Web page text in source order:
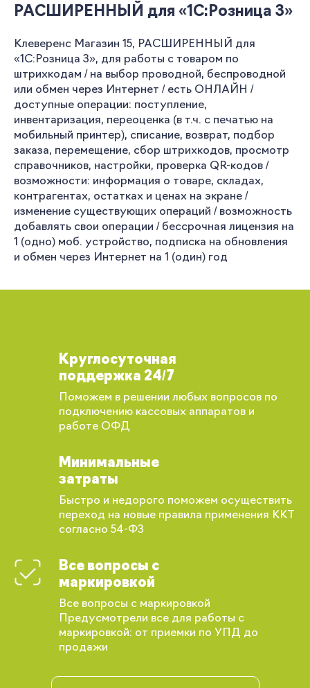
РАСШИРЕННЫЙ для «1С:Розница 3»
Клеверенс Магазин 15, РАСШИРЕННЫЙ для
«1С:Розница 3», для работы с товаром по
штрихкодам / на выбор проводной, беспроводной
или обмен через Интернет / есть ОНЛАЙН /
доступные операции: поступление,
инвентаризация, переоценка (в т.ч. с печатью на
мобильный принтер), списание, возврат, подбор
заказа, перемещение, сбор штрихкодов, просмотр
справочников, настройки, проверка QR-кодов /
возможности: информация о товаре, складах,
контрагентах, остатках и ценах на экране /
изменение существующих операций / возможность
добавлять свои операции / бессрочная лицензия на
1 (одно) моб. устройство, подписка на обновления
и обмен через Интернет на 1 (один) год
Круглосуточная
поддержка 24/7
Поможем в решении любых вопросов по
подключению кассовых аппаратов и
работе ОФД
Минимальные
затраты
Быстро и недорого поможем осуществить
переход на новые правила применения ККТ
согласно 54-ФЗ
Все вопросы с
маркировкой
Все вопросы с маркировкой
Предусмотрели все для работы с
маркировкой: от приемки по УПД до
продажи
Вы сможете отслеживать статус своих
рекомендации